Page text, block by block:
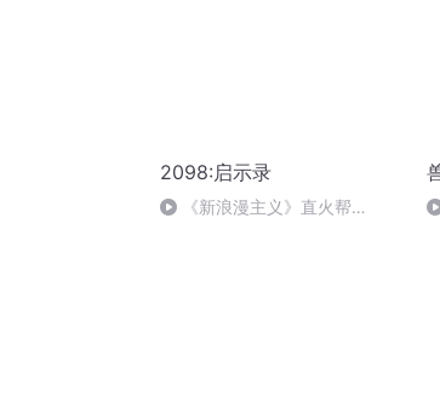
2098:启示录
《新浪漫主义》直火帮